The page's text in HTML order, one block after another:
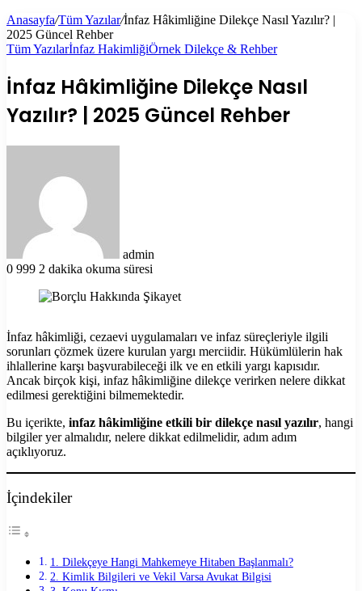
Anasayfa/Tüm Yazılar/İnfaz Hâkimliğine Dilekçe Nasıl Yazılır? |
2025 Güncel Rehber
Tüm Yazılarİnfaz HakimliğiÖrnek Dilekçe & Rehber
İnfaz Hâkimliğine Dilekçe Nasıl
Yazılır? | 2025 Güncel Rehber
admin
0 999 2 dakika okuma süresi
İnfaz hâkimliği, cezaevi uygulamaları ve infaz süreçleriyle ilgili
sorunları çözmek üzere kurulan yargı merciidir. Hükümlülerin hak
ihlallerine karşı başvurabileceği ilk ve en etkili yargı kapısıdır.
Ancak birçok kişi, infaz hâkimliğine dilekçe verirken nelere dikkat
edilmesi gerektiğini bilmemektedir.
Bu içerikte, infaz hâkimliğine etkili bir dilekçe nasıl yazılır, hangi
bilgiler yer almalıdır, nelere dikkat edilmelidir, adım adım
açıklıyoruz.
İçindekiler
1. Dilekçeye Hangi Mahkemeye Hitaben Başlanmalı?
2. Kimlik Bilgileri ve Vekil Varsa Avukat Bilgisi